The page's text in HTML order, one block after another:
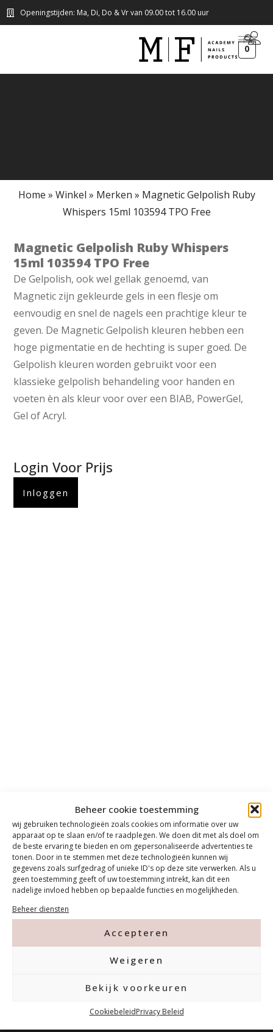
Beheer cookie toestemming
wij gebruiken technologieën zoals cookies om informatie over uw
apparaat op te slaan en/of te raadplegen. We doen dit met als doel om
de beste ervaring te bieden en om gepersonaliseerde advertenties te
tonen. Door in te stemmen met deze technologieën kunnen wij
gegevens zoals surfgedrag of unieke ID's op deze site verwerken. Als u
geen toestemming geeft of uw toestemming intrekt, kan dit een
nadelige invloed hebben op bepaalde functies en mogelijkheden.
Beheer diensten
Accepteren
Weigeren
Bekijk voorkeuren
CookiebeleidPrivacy Beleid
Openingstijden: Ma, Di, Do & Vr van 09.00 tot 16.00 uur
0
Home » Winkel » Merken » Magnetic Gelpolish Ruby
Whispers 15ml 103594 TPO Free
Magnetic Gelpolish Ruby Whispers
15ml 103594 TPO Free
De Gelpolish, ook wel gellak genoemd, van
Magnetic zijn gekleurde gels in een flesje om
eenvoudig en snel de nagels een prachtige kleur te
geven. De Magnetic Gelpolish kleuren hebben een
hoge pigmentatie en de hechting is super goed. De
Gelpolish kleuren worden gebruikt voor een
klassieke gelpolish behandeling voor handen en
voeten èn als kleur voor over een BIAB, PowerGel,
Gel of Acryl.
Login Voor Prijs
Inloggen
Contact
Tanthofdreef 7 2623 EW Delft
info@mfacademy.nl